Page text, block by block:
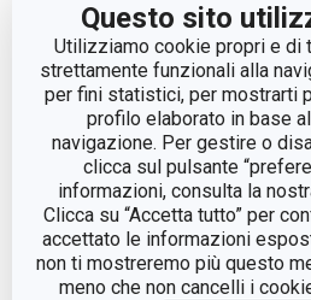
Questo sito
Utilizziamo cookie propri e di
strettamente funzionali alla
per fini statistici, per mostrarti
profilo elaborato in base
navigazione. Per gestire o
clicca sul pulsante
informazioni, consulta la
Clicca su “Accetta tutto” per
accettato le informazioni
non ti mostreremo più questo
meno che non cancelli i
Tovaglietta americana
FLAIR SHINE 45 x 32 cm,
verde
Visualizza